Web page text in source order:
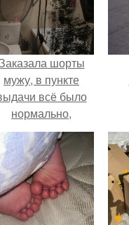
шорты
мужу, в пункте
всё было
нормально,
примерил все
ничего не
беды.